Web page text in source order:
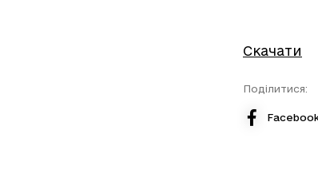
Скачати
Поділитися: